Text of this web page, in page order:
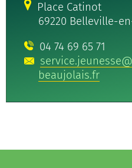
Place Catinot
69220 Belleville-
04 74 69 65 71
beaujolais.fr